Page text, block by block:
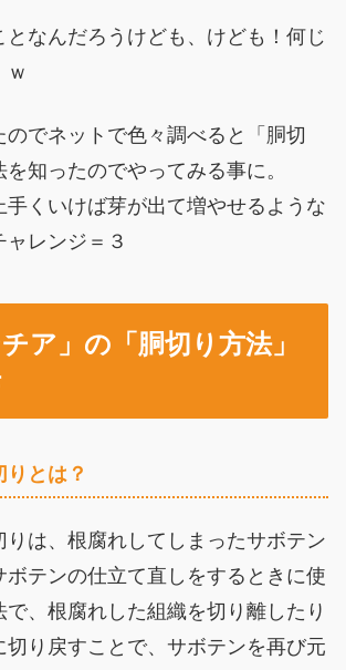
となんだろうけども、けども！何じ
ｗ
のでネットで色々調べると「胴切
を知ったのでやってみる事に。
手くいけば芽が出て増やせるような
レンジ＝３
チア」の「胴切り方法」
とは？
りは、根腐れしてしまったサボテン
ボテンの仕立て直しをするときに使
で、根腐れした組織を切り離したり
切り戻すことで、サボテンを再び元